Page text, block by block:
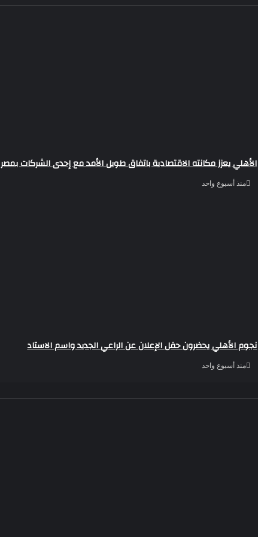
الأهلي يعزز مكانته الاقتصادية باتفاق طويل الأمد مع إحدى الشركات بمصر
منذ أسبوع واحد
نجوم الأهلي يحضرون حفل الإعلان عن الراعي الجديد واسم الاستاد
منذ أسبوع واحد